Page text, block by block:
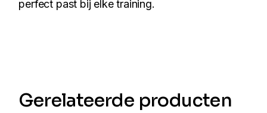
perfect past bij elke training.
Gerelateerde producten